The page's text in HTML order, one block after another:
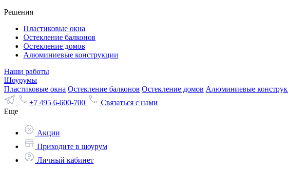
Решения
Пластиковые окна
Остекление балконов
Остекление домов
Алюминиевые конструкции
Наши работы
Шоурумы
Пластиковые окна Остекление балконов Остекление домов Алюминиевые
+7 495 6-600-700
Связаться с нами
Еще
Акции
Приходите в шоурум
Личный кабинет